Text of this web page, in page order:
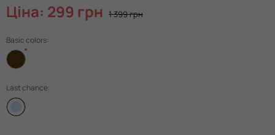
Ціна: 299 грн 1 399 грн
Basic colors:
Last chance: